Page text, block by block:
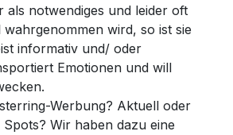
als notwendiges und leider oft
wird, so ist sie
informativ und/ oder
Emotionen und will
Werbung? Aktuell oder
Wir haben dazu eine